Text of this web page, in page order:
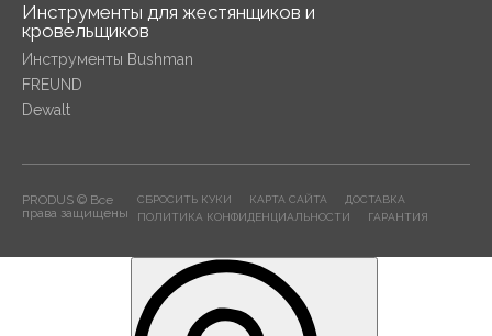
Инструменты для жестянщиков и
кровельщиков
Инструменты Bushman
FREUND
Dewalt
PRODUS © Все
права защищены
СБРОСИТЬ КУКИ КАРТА САЙТА
ДОСТАВКА
ПОЛИТИКА КОНФИДЕНЦИАЛЬНОСТИ
ГАРАНТИЯ